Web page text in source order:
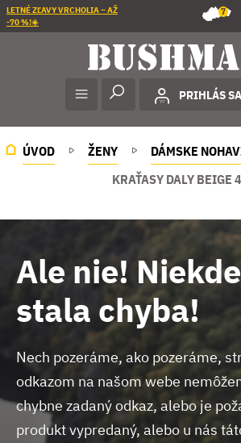
LETNÉ ZĽAVY VRCHOLIA – AŽ
-70 %!☀️
7
PRIHLÁS SA
ÚVOD ŽENY
DÁMSKE
KRAŤASY DALY BEIGE
Ale nie!
stala chyba!
Nech pozeráme, ako pozeráme,
odkazom na našom webe
chybne zadaný odkaz, alebo je
produkt vypredaný, alebo u nás